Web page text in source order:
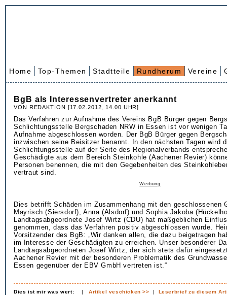
Home Top-Themen Stadtteile Rundherum Vereine
BgB als Interessenvertreter anerkannt
VON REDAKTION [17.02.2012, 14.00 UHR]
Das Verfahren zur Aufnahme des Vereins BgB Bürger gegen
Schlichtungsstelle Bergschaden NRW in Essen ist vor wenigen
Aufnahme abgeschlossen worden. Der BgB Bürger gegen
inzwischen seine Beisitzer benannt. In den nächsten Tagen wird
Schlichtungsstelle auf der Seite des Regionalverbands
Geschädigte aus dem Bereich Steinkohle (Aachener Revier)
Personen benennen, die mit den Gegebenheiten des
vertraut sind.
Werbung
Dies betrifft Schäden im Zusammenhang mit den geschlossenen
Mayrisch (Siersdorf), Anna (Alsdorf) und Sophia Jakoba
Landtagsabgeordnete Josef Wirtz (CDU) hat maßgeblichen
genommen, dass das Verfahren positiv abgeschlossen wurde.
Vorsitzender des BgB: „Wir danken allen, die dazu beigetragen
im Interesse der Geschädigten zu erreichen. Unser besonderer
Landtagsabgeordneten Josef Wirtz, der sich stets dafür
Aachener Revier mit der besonderen Problematik des
Essen gegenüber der EBV GmbH vertreten ist.“
Dies ist mir was wert: |Artikel veschicken >> | Leserbrief zu diesem